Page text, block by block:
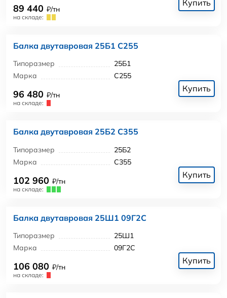
89 440 ₽/тн
на складе:
Купить
Балка двутавровая 25Б1 С255
Типоразмер
25Б1
Марка
С255
96 480 ₽/тн
на складе:
Купить
Балка двутавровая 25Б2 С355
Типоразмер
25Б2
Марка
С355
102 960 ₽/тн
на складе:
Купить
Балка двутавровая 25Ш1 09Г2С
Типоразмер
25Ш1
Марка
09Г2С
106 080 ₽/тн
на складе:
Купить